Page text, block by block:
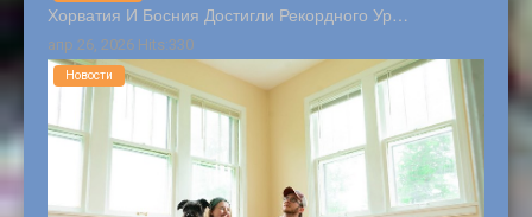
Хорватия И Босния Достигли Рекордного Ур…
апр 26, 2026 Hits:330
Новости